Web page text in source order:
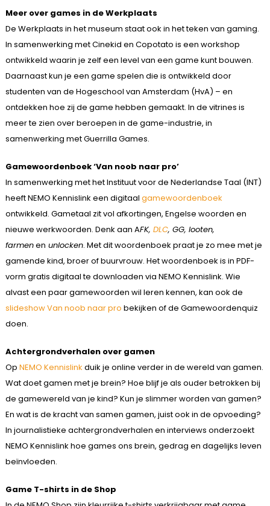
Meer over games in de Werkplaats
De Werkplaats in het museum staat ook in het teken van gaming.
In samenwerking met Cinekid en Copotato is een workshop
ontwikkeld waarin je zelf een level van een game kunt bouwen.
Daarnaast kun je een game spelen die is ontwikkeld door
studenten van de Hogeschool van Amsterdam (HvA) – en
ontdekken hoe zij de game hebben gemaakt. In de vitrines is
meer te zien over beroepen in de game-industrie, in
samenwerking met Guerrilla Games.
Gamewoordenboek ‘Van noob naar pro’
In samenwerking met het Instituut voor de Nederlandse Taal (INT)
heeft NEMO Kennislink een digitaal gamewoordenboek
ontwikkeld. Gametaal zit vol afkortingen, Engelse woorden en
nieuwe werkwoorden. Denk aan AFK, DLC, GG, looten,
farmenen unlocken. Met dit woordenboek praat je zo mee met je
gamende kind, broer of buurvrouw. Het woordenboek is in PDF-
vorm gratis digitaal te downloaden via NEMO Kennislink. Wie
alvast een paar gamewoorden wil leren kennen, kan ook de
slideshow Van noob naar pro bekijken of de Gamewoordenquiz
doen.
Achtergrondverhalen over gamen
Op NEMO Kennislink duik je online verder in de wereld van gamen.
Wat doet gamen met je brein? Hoe blijf je als ouder betrokken bij
de gamewereld van je kind? Kun je slimmer worden van gamen?
En wat is de kracht van samen gamen, juist ook in de opvoeding?
In journalistieke achtergrondverhalen en interviews onderzoekt
NEMO Kennislink hoe games ons brein, gedrag en dagelijks leven
beïnvloeden.
Game T-shirts in de Shop